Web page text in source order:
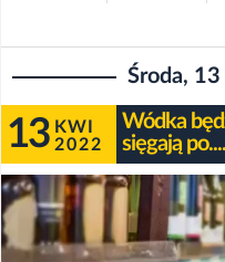
Środa,
13 KWI
2022
Wódka
sięgają po....